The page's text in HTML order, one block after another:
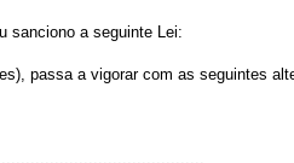
sanciono a seguinte Lei:
passa a vigorar com as seguintes